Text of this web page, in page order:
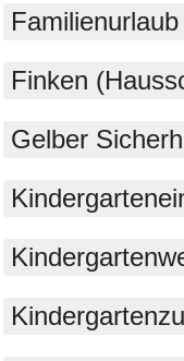
Familienurlaub
Finken
Gelber